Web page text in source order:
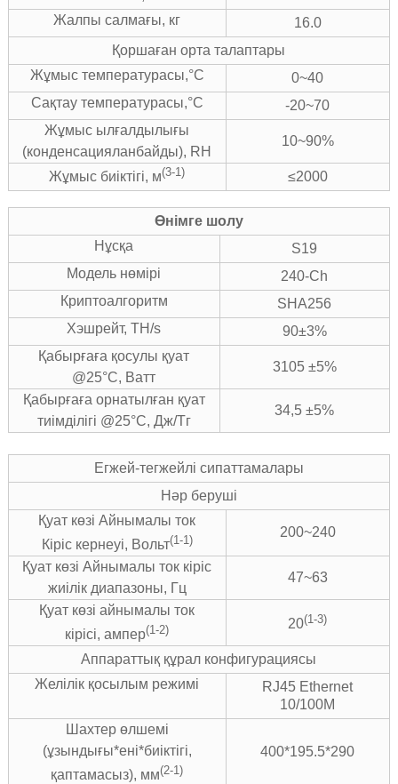
Жалпы салмағы, кг
16.0
Қоршаған орта талаптары
Жұмыс температурасы,°C
0~40
Сақтау температурасы,°C
-20~70
Жұмыс ылғалдылығы
(конденсацияланбайды), RH
10~90%
Жұмыс биіктігі, м(3-1) ≤2000
Өнімге шолу
Нұсқа
S19
Модель нөмірі
240-Ch
Криптоалгоритм
SHA256
Хэшрейт, TH/s
90±3%
Қабырғаға қосулы қуат
@25°C, Ватт
3105 ±5%
Қабырғаға орнатылған қуат
тиімділігі @25°C, Дж/Тг
34,5 ±5%
Егжей-тегжейлі сипаттамалары
Нәр беруші
Қуат көзі Айнымалы ток
Кіріс кернеуі, Вольт(1-1)
200~240
Қуат көзі Айнымалы ток кіріс
жиілік диапазоны, Гц
47~63
Қуат көзі айнымалы ток
кірісі, ампер(1-2) 20(1-3)
Аппараттық құрал конфигурациясы
Желілік қосылым режимі
RJ45 Ethernet
10/100M
Шахтер өлшемі
(ұзындығы*ені*биіктігі,
қаптамасыз), мм(2-1)
400*195.5*290